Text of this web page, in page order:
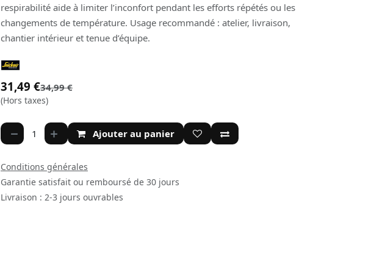
respirabilité aide à limiter l’inconfort pendant les efforts répétés ou les
changements de température. Usage recommandé : atelier, livraison,
chantier intérieur et tenue d’équipe.
31,49 €34,99€
(Hors taxes)
Ajouter au panier
Conditions générales
Garantie satisfait ou remboursé de 30 jours
Livraison : 2-3 jours ouvrables